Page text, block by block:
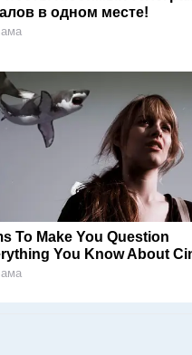
в одном месте!
To Make You Question
You Know About